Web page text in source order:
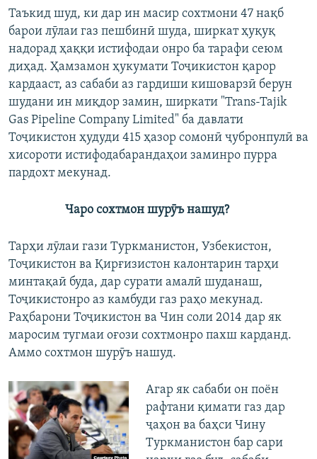
Таъкид шуд, ки дар ин масир сохтмони 47 нақб
барои лӯлаи газ пешбинӣ шуда, ширкат ҳуқуқ
надорад ҳаққи истифодаи онро ба тарафи сеюм
диҳад. Ҳамзамон ҳукумати Тоҷикистон қарор
кардааст, аз сабаби аз гардиши кишоварзӣ берун
шудани ин миқдор замин, ширкати "Trans-Tajik
Gas Pipeline Company Limited" ба давлати
Тоҷикистон ҳудуди 415 ҳазор сомонӣ ҷубронпулӣ ва
хисороти истифодабарандаҳои заминро пурра
пардохт мекунад.
Чаро сохтмон шурӯъ нашуд?
Тарҳи лӯлаи гази Туркманистон, Узбекистон,
Тоҷикистон ва Қирғизистон калонтарин тарҳи
минтақаӣ буда, дар сурати амалӣ шуданаш,
Тоҷикистонро аз камбуди газ раҳо мекунад.
Раҳбарони Тоҷикистон ва Чин соли 2014 дар як
маросим тугмаи оғози сохтмонро пахш карданд.
Аммо сохтмон шурӯъ нашуд.
Агар як сабаби он поён
рафтани қимати газ дар
ҷаҳон ва баҳси Чину
Туркманистон бар сари